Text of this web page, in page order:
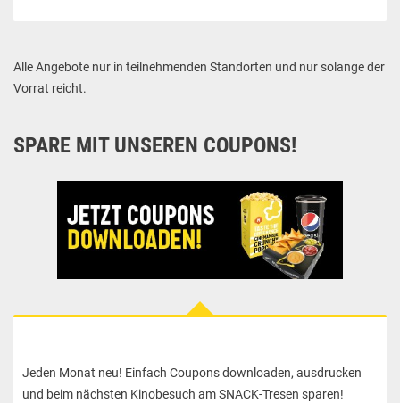
Alle Angebote nur in teilnehmenden Standorten und nur solange der
Vorrat reicht.
SPARE MIT UNSEREN COUPONS!
Jeden Monat neu! Einfach Coupons downloaden, ausdrucken
und beim nächsten Kinobesuch am SNACK-Tresen sparen!